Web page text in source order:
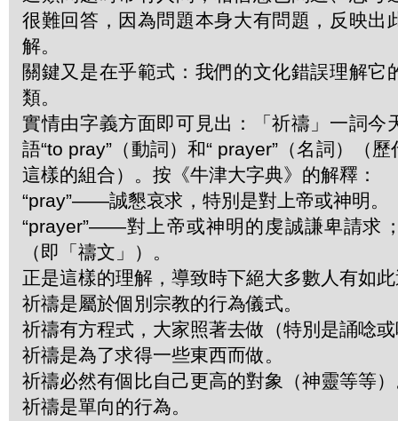
很難回答，因為問題本身大有問題，反映出
解。
關鍵又是在乎範式：我們的文化錯誤理解它
類。
實情由字義方面即可見出：「祈禱」一詞今
語“to pray”（動詞）和“ prayer”（名詞）（
這樣的組合）。按《牛津大字典》的解釋：
“pray”——誠懇哀求，特別是對上帝或神明。
“prayer”——對上帝或神明的虔誠謙卑請求
（即「禱文」）。
正是這樣的理解，導致時下絕大多數人有如
祈禱是屬於個別宗教的行為儀式。
祈禱有方程式，大家照著去做（特別是誦唸
祈禱是為了求得一些東西而做。
祈禱必然有個比自己更高的對象（神靈等等
祈禱是單向的行為。